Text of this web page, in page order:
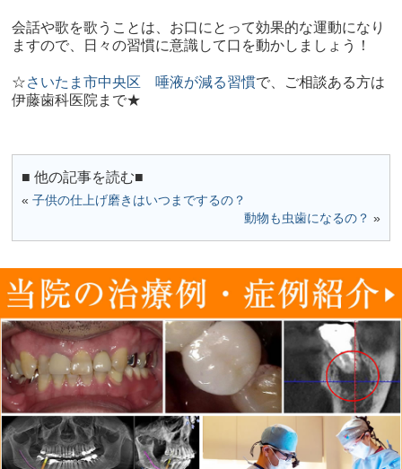
会話や歌を歌うことは、お口にとって効果的な運動になり
ますので、日々の習慣に意識して口を動かしましょう！
☆さいたま市中央区 唾液が減る習慣で、ご相談ある方は
伊藤歯科医院まで★
■ 他の記事を読む■
«子供の仕上げ磨きはいつまでするの？
動物も虫歯になるの？ »